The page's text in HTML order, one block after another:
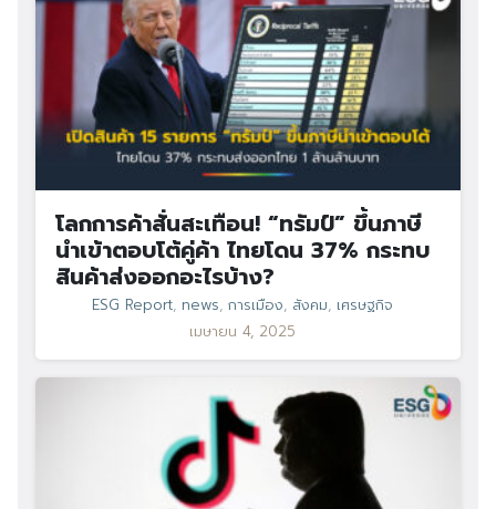
โลกการค้าสั่นสะเทือน! “ทรัมป์” ขึ้นภาษี
นำเข้าตอบโต้คู่ค้า ไทยโดน 37% กระทบ
สินค้าส่งออกอะไรบ้าง?
ESG Report, news, การเมือง, สังคม, เศรษฐกิจ
เมษายน 4, 2025